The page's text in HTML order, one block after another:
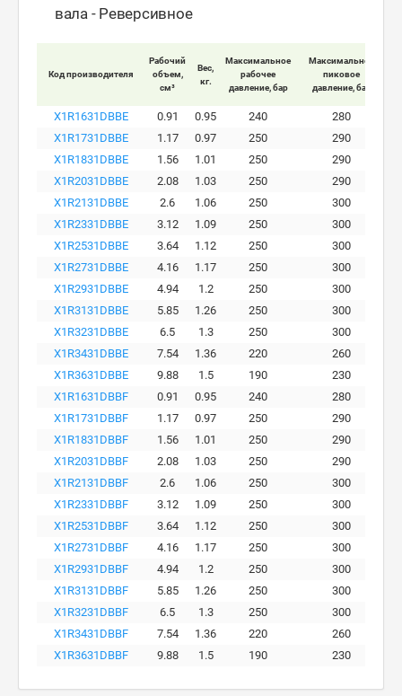
вала - Реверсивное
Код производителя
Рабочий
объем,
см³
Вес,
кг.
Максимальное
рабочее
давление, бар
Максимальное
пиковое
давление, бар
X1R1631DBBE 0.91 0.95 240
280
X1R1731DBBE
1.17 0.97 250
290
X1R1831DBBE
1.56 1.01 250
290
X1R2031DBBE
2.08 1.03 250
290
X1R2131DBBE
2.6 1.06 250
300
X1R2331DBBE
3.12 1.09 250
300
X1R2531DBBE
3.64 1.12 250
300
X1R2731DBBE
4.16 1.17 250
300
X1R2931DBBE
4.94 1.2 250
300
X1R3131DBBE
5.85 1.26 250
300
X1R3231DBBE
6.5 1.3 250
300
X1R3431DBBE
7.54 1.36 220
260
X1R3631DBBE
9.88 1.5 190
230
X1R1631DBBF
0.91 0.95 240
280
X1R1731DBBF
1.17 0.97 250
290
X1R1831DBBF
1.56 1.01 250
290
X1R2031DBBF
2.08 1.03 250
290
X1R2131DBBF
2.6 1.06 250
300
X1R2331DBBF
3.12 1.09 250
300
X1R2531DBBF
3.64 1.12 250
300
X1R2731DBBF
4.16 1.17 250
300
X1R2931DBBF
4.94 1.2 250
300
X1R3131DBBF
5.85 1.26 250
300
X1R3231DBBF
6.5 1.3 250
300
X1R3431DBBF
7.54 1.36 220
260
X1R3631DBBF
9.88 1.5 190 230